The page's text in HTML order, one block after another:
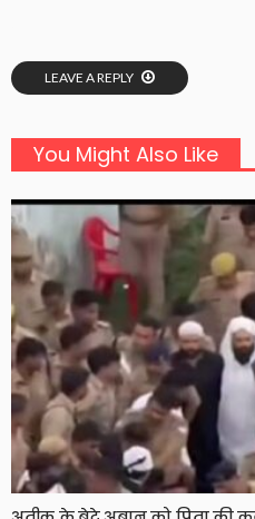
LEAVE A REPLY
You Might Also Like